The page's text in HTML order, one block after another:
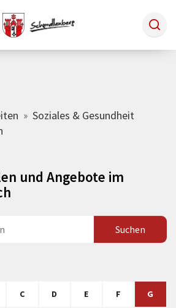
Soziales & Gesundheit
und Angebote im
C D E F G